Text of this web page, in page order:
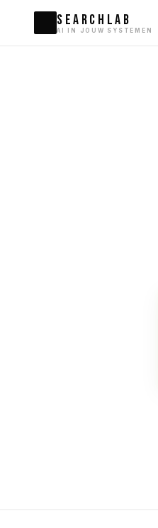
SEARCHLAB
AI IN JOUW SYSTEMEN